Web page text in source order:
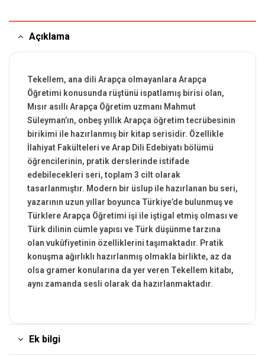
Açıklama
Tekellem, ana dili Arapça olmayanlara Arapça
Öğretimi konusunda rüştünü ispatlamış birisi olan,
Mısır asıllı Arapça Öğretim uzmanı Mahmut
Süleyman’ın, onbeş yıllık Arapça öğretim tecrübesinin
birikimi ile hazırlanmış bir kitap serisidir. Özellikle
İlahiyat Fakülteleri ve Arap Dili Edebiyatı bölümü
öğrencilerinin, pratik derslerinde istifade
edebilecekleri seri, toplam 3 cilt olarak
tasarlanmıştır. Modern bir üslup ile hazırlanan bu seri,
yazarının uzun yıllar boyunca Türkiye’de bulunmuş ve
Türklere Arapça Öğretimi işi ile iştigal etmiş olması ve
Türk dilinin cümle yapısı ve Türk düşünme tarzına
olan vukûfiyetinin özelliklerini taşımaktadır. Pratik
konuşma ağırlıklı hazırlanmış olmakla birlikte, az da
olsa gramer konularına da yer veren Tekellem kitabı,
aynı zamanda sesli olarak da hazırlanmaktadır.
Ek bilgi